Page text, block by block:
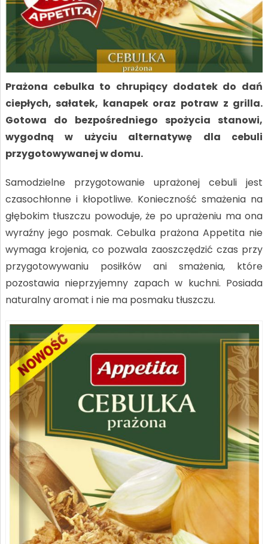
Prażona cebulka to chrupiący dodatek do dań
ciepłych, sałatek, kanapek oraz potraw z grilla.
Gotowa do bezpośredniego spożycia stanowi,
wygodną w użyciu alternatywę dla cebuli
przygotowywanej w domu.
Samodzielne przygotowanie uprażonej cebuli jest
czasochłonne i kłopotliwe. Konieczność smażenia na
głębokim tłuszczu powoduje, że po uprażeniu ma ona
wyraźny jego posmak. Cebulka prażona Appetita nie
wymaga krojenia, co pozwala zaoszczędzić czas przy
przygotowywaniu posiłków ani smażenia, które
pozostawia nieprzyjemny zapach w kuchni. Posiada
naturalny aromat i nie ma posmaku tłuszczu.